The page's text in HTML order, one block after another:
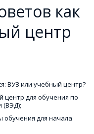
как
центр
ВУЗ или учебный центр?
центр для обучения по
(ВЭД);
для начала